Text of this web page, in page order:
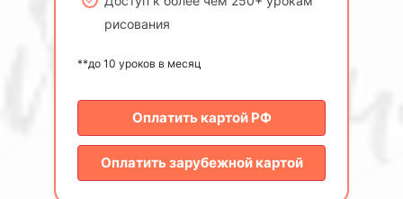
рисования
**до 10 уроков в месяц
Оплатить картой РФ
Оплатить зарубежной картой